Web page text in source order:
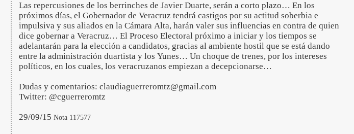
Las repercusiones de los berrinches de Javier Duarte, serán a corto plazo… En los
próximos días, el Gobernador de Veracruz tendrá castigos por su actitud soberbia e
impulsiva y sus aliados en la Cámara Alta, harán valer sus influencias en contra de quien
dice gobernar a Veracruz… El Proceso Electoral próximo a iniciar y los tiempos se
adelantarán para la elección a candidatos, gracias al ambiente hostil que se está dando
entre la administración duartista y los Yunes… Un choque de trenes, por los intereses
políticos, en los cuales, los veracruzanos empiezan a decepcionarse…
Dudas y comentarios: claudiaguerreromtz@gmail.com
Twitter: @cguerreromtz
29/09/15 Nota 117577